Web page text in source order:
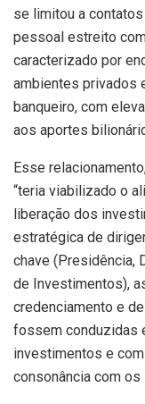
se limitou a
pessoal estreito
caracterizado por
ambientes privados
banqueiro, com
aos aportes
Esse
“teria viabilizado o
liberação dos
estratégica de
chave (Presidência,
de Investimentos),
credenciamento e
fossem conduzidas
investimentos e
consonância com